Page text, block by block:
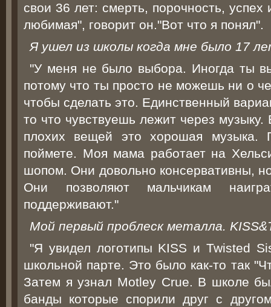
свои 36 лет: смерть, порочность,
любимая", говорит он."Вот что я понял".
Я ушел из школы когда мне было 17
"У меня не было выбора. Иногда ты
потому что ты просто не можешь ни о
чтобы сделать это. Единственный
то что чувствуешь лежит через
плохих вещей это хорошая музыка.
поймете. Моя мама работает на
шопом. Они довольно консервативны,
Они позволяют мальчикам
поддерживают."
Мой первый проблеск металла.
"Я увидел логотипы KISS и Twisted
школьной парте. Это было как-то так
Затем я узнал Motley Crue. В школе
банды которые спорили друг с